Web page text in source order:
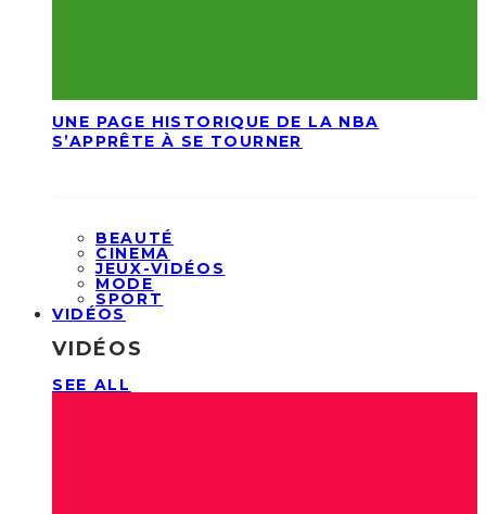
UNE PAGE HISTORIQUE DE LA NBA
S’APPRÊTE À SE TOURNER
BEAUTÉ
CINEMA
JEUX-VIDÉOS
MODE
SPORT
VIDÉOS
VIDÉOS
SEE ALL